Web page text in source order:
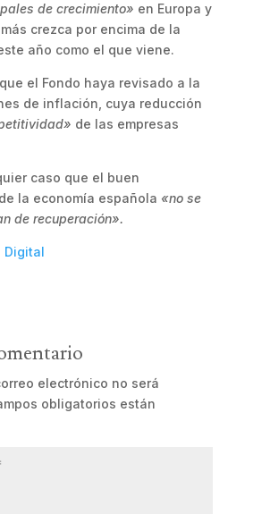
de crecimiento» en Europa y
crezca por encima de la
año como el que viene.
el Fondo haya revisado a la
de inflación, cuya reducción
de las empresas
caso que el buen
la economía española «no se
de recuperación».
Digital
electrónico no será
obligatorios están